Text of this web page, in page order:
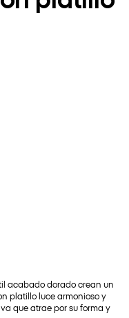
acabado dorado crean un
platillo luce armonioso y
que atrae por su forma y